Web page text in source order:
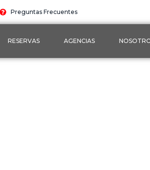
Preguntas Frecuentes
RESERVAS AGENCIAS